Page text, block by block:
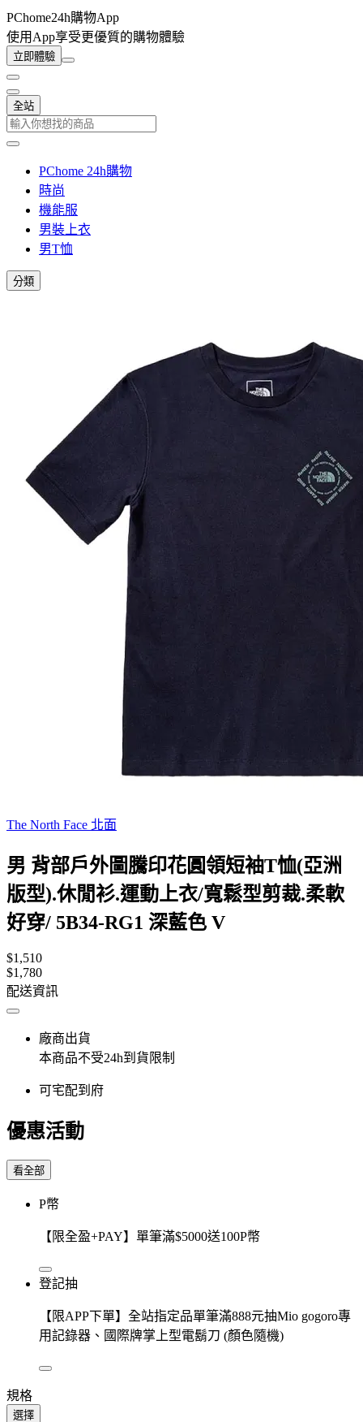
PChome24h購物App
使用App享受更優質的購物體驗
立即體驗
全站
PChome 24h購物
時尚
機能服
男裝上衣
男T恤
分類
The North Face 北面
男 背部戶外圖騰印花圓領短袖T恤(亞洲
版型).休閒衫.運動上衣/寬鬆型剪裁.柔軟
好穿/ 5B34-RG1 深藍色 V
$1,510
$1,780
配送資訊
廠商出貨
本商品不受24h到貨限制
可宅配到府
優惠活動
看全部
P幣
【限全盈+PAY】單筆滿$5000送100P幣
登記抽
【限APP下單】全站指定品單筆滿888元抽Mio gogoro專
用記錄器、國際牌掌上型電鬍刀 (顏色隨機)
規格
選擇